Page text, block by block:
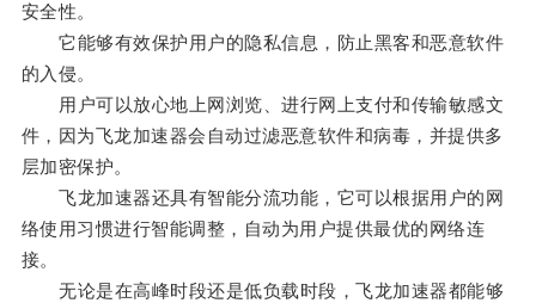
安全性。
它能够有效保护用户的隐私信息，防止黑客和恶意软件
的入侵。
用户可以放心地上网浏览、进行网上支付和传输敏感文
件，因为飞龙加速器会自动过滤恶意软件和病毒，并提供多
层加密保护。
飞龙加速器还具有智能分流功能，它可以根据用户的网
络使用习惯进行智能调整，自动为用户提供最优的网络连
接。
无论是在高峰时段还是低负载时段，飞龙加速器都能够